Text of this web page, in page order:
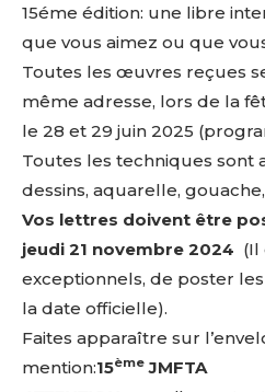
15éme édition: une libre
que vous aimez ou que
Toutes les œuvres reçues
même adresse, lors de la
le 28 et 29 juin 2025
Toutes les techniques sont
dessins, aquarelle,
Vos lettres doivent être
jeudi 21 novembre 2024 (Il
exceptionnels, de poster
la date officielle).
Faites apparaître sur
mention:15ème JMFTA